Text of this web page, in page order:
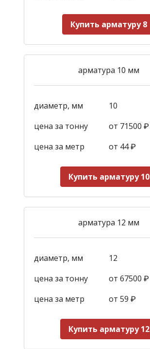
Купить арматуру 8
арматура 10 мм
диаметр, мм
10
цена за тонну
от 71500 ₽
цена за метр
от 44₽
Купить арматуру 10
арматура 12 мм
диаметр, мм
12
цена за тонну
от 67500 ₽
цена за метр
от 59 ₽
Купить арматуру 12